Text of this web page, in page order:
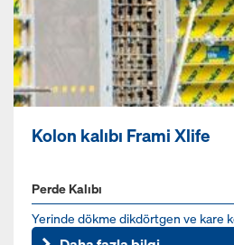
Kolon kalıbı Frami Xlife
Perde Kalıbı
Yerinde dökme dikdörtgen ve kare